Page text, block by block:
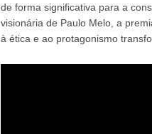
de forma significativa para a
visionária de Paulo Melo, a
à ética e ao protagonismo